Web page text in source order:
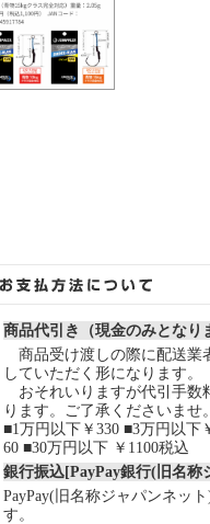
商品代引き（現金のみとなり
商品受け渡しの際に配送業
していただく形になります。
おそれいりますが代引手数
ります。ご了承くださいませ
■1万円以下￥330 ■3万円以下
60 ■30万円以下 ￥1100税込
銀行振込[PayPay銀行(旧名称
PayPay(旧名称ジャパンネッ
す。